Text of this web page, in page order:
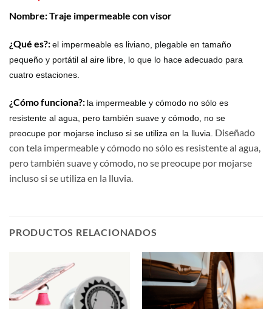
Nombre: Traje impermeable con visor
¿Qué es?:el impermeable es liviano, plegable en tamaño
pequeño y portátil al aire libre, lo que lo hace adecuado para
cuatro estaciones.
¿Cómo funciona?: la impermeable y cómodo no sólo es
resistente al agua, pero también suave y cómodo, no se
preocupe por mojarse incluso si se utiliza en la lluvia. Diseñado
con tela impermeable y cómodo no sólo es resistente al agua,
pero también suave y cómodo, no se preocupe por mojarse
incluso si se utiliza en la lluvia.
PRODUCTOS RELACIONADOS